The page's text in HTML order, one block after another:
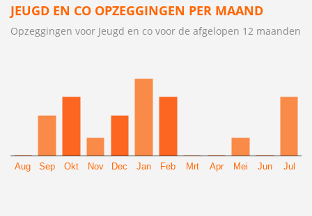
JEUGD EN CO OPZEGGINGEN PER MAAND
Opzeggingen voor Jeugd en co voor de afgelopen 12 maanden
Aug Sep Okt Nov Dec Jan Feb Mrt Apr Mei Jun Jul